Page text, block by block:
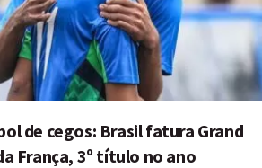
de cegos: Brasil fatura Grand
França, 3º título no ano